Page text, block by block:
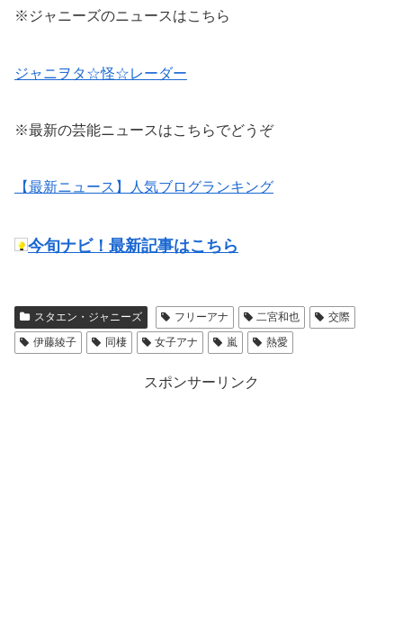
※ジャニーズのニュースはこちら
ジャニヲタ☆怪☆レーダー
※最新の芸能ニュースはこちらでどうぞ
【最新ニュース】人気ブログランキング
今旬ナビ！最新記事はこちら
スタエン・ジャニーズ フリーアナ 二宮和也
交際
伊藤綾子
同棲 女子アナ 嵐 熱愛
スポンサーリンク